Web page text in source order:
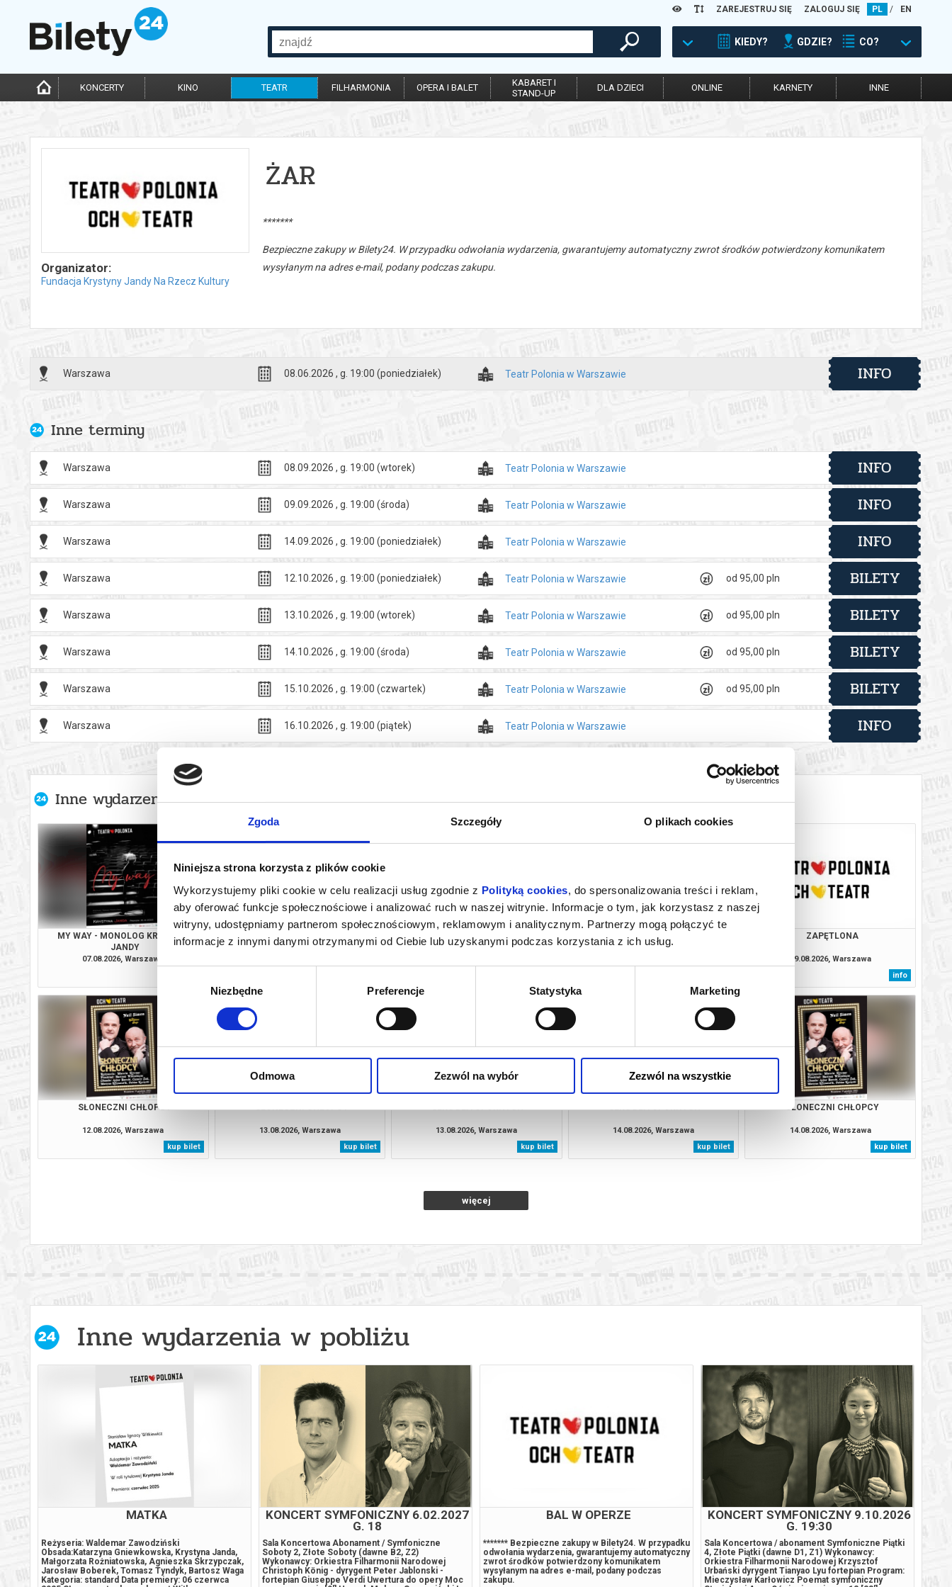
Zgoda Szczegóły O plikach cookies
Niniejsza strona korzysta z plików cookie
Wykorzystujemy pliki cookie w celu realizacji usług zgodnie z Polityką cookies, do spersonalizowania treści i reklam,
aby oferować funkcje społecznościowe i analizować ruch w naszej witrynie. Informacje o tym, jak korzystasz z naszej
witryny, udostępniamy partnerom społecznościowym, reklamowym i analitycznym. Partnerzy mogą połączyć te
informacje z innymi danymi otrzymanymi od Ciebie lub uzyskanymi podczas korzystania z ich usług.
zgody
Niezbędne Preferencje Statystyka Marketing
Odmowa Zezwól na wybór Zezwól na wszystkie
ZAREJESTRUJ SIĘ ZALOGUJ SIĘ PL / EN
KIEDY? GDZIE? CO?
KONCERTY KINO TEATR FILHARMONIA OPERA I BALET
KABARET I
STAND-UP
DLA DZIECI ONLINE KARNETY INNE
Organizator:
Fundacja Krystyny Jandy Na Rzecz Kultury
ŻAR
*******
Bezpieczne zakupy w Bilety24. W przypadku odwołania wydarzenia, gwarantujemy automatyczny zwrot środków potwierdzony komunikatem
wysyłanym na adres e-mail, podany podczas zakupu.
Warszawa 08.06.2026 , g. 19:00 (poniedziałek) Teatr Polonia w Warszawie INFO
Inne terminy
Warszawa 08.09.2026 , g. 19:00 (wtorek) Teatr Polonia w Warszawie INFO
Warszawa 09.09.2026 , g. 19:00 (środa) Teatr Polonia w Warszawie INFO
Warszawa 14.09.2026 , g. 19:00 (poniedziałek) Teatr Polonia w Warszawie INFO
Warszawa 12.10.2026 , g. 19:00 (poniedziałek) Teatr Polonia w Warszawie od 95,00 pln BILETY
Warszawa 13.10.2026 , g. 19:00 (wtorek) Teatr Polonia w Warszawie od 95,00 pln BILETY
Warszawa 14.10.2026 , g. 19:00 (środa) Teatr Polonia w Warszawie od 95,00 pln BILETY
Warszawa 15.10.2026 , g. 19:00 (czwartek) Teatr Polonia w Warszawie od 95,00 pln BILETY
Warszawa 16.10.2026 , g. 19:00 (piątek) Teatr Polonia w Warszawie INFO
Inne wydarzenia organizatora
MY WAY - MONOLOG KRYSTYNY
JANDY
07.08.2026, Warszawa
OKNO NA PARLAMENT OKNO NA PARLAMENT ZAPĘTLONA ZAPĘTLONA
09.08.2026, Warszawa
info
SŁONECZNI CHŁOPCY
12.08.2026, Warszawa
kup bilet
SŁONECZNI CHŁOPCY
13.08.2026, Warszawa
kup bilet
SEKS DLA OPORNYCH'
13.08.2026, Warszawa
kup bilet
SEKS DLA OPORNYCH'
14.08.2026, Warszawa
kup bilet
SŁONECZNI CHŁOPCY
14.08.2026, Warszawa
kup bilet
więcej
Inne wydarzenia w pobliżu
MATKA
Reżyseria: Waldemar Zawodziński
Obsada:Katarzyna Gniewkowska, Krystyna Janda,
Małgorzata Rożniatowska, Agnieszka Skrzypczak,
Jarosław Boberek, Tomasz Tyndyk, Bartosz Waga
Kategoria: standard Data premiery: 06 czerwca
KONCERT SYMFONICZNY 6.02.2027
G. 18
Sala Koncertowa Abonament / Symfoniczne
Soboty 2, Złote Soboty (dawne B2, Z2)
Wykonawcy: Orkiestra Filharmonii Narodowej
Christoph König - dyrygent Peter Jablonski -
fortepian Giuseppe Verdi Uwertura do opery Moc
BAL W OPERZE
******* Bezpieczne zakupy w Bilety24. W przypadku
odwołania wydarzenia, gwarantujemy automatyczny
zwrot środków potwierdzony komunikatem
wysyłanym na adres e-mail, podany podczas
zakupu.
KONCERT SYMFONICZNY 9.10.2026
G. 19:30
Sala Koncertowa / abonament Symfoniczne Piątki
4, Złote Piątki (dawne D1, Z1) Wykonawcy:
Orkiestra Filharmonii Narodowej Krzysztof
Urbański dyrygent Tianyao Lyu fortepian Program:
Mieczysław Karłowicz Poemat symfoniczny